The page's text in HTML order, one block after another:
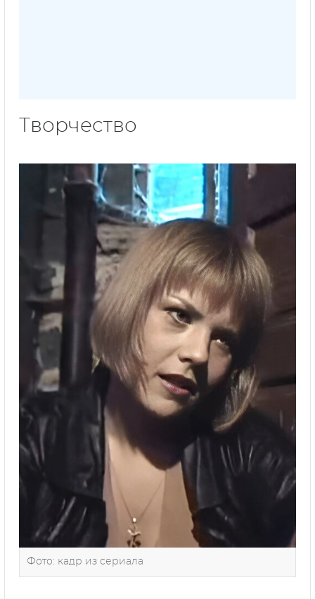
Творчество
Фото: кадр из сериала